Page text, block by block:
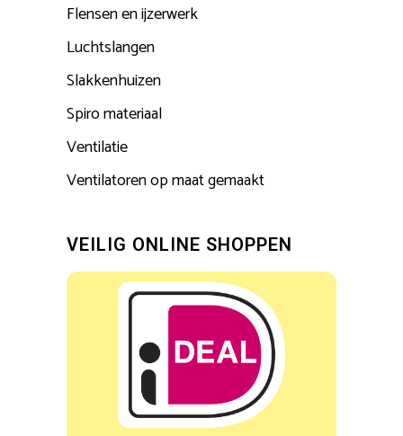
Flensen en ijzerwerk
Luchtslangen
Slakkenhuizen
Spiro materiaal
Ventilatie
Ventilatoren op maat gemaakt
VEILIG ONLINE SHOPPEN